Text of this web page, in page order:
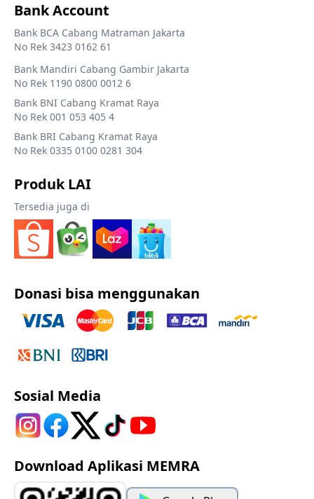
Bank Account
Bank BCA Cabang Matraman Jakarta
No Rek 3423 0162 61
Bank Mandiri Cabang Gambir Jakarta
No Rek 1190 0800 0012 6
Bank BNI Cabang Kramat Raya
No Rek 001 053 405 4
Bank BRI Cabang Kramat Raya
No Rek 0335 0100 0281 304
Produk LAI
Tersedia juga di
Donasi bisa menggunakan
Sosial Media
Download Aplikasi MEMRA